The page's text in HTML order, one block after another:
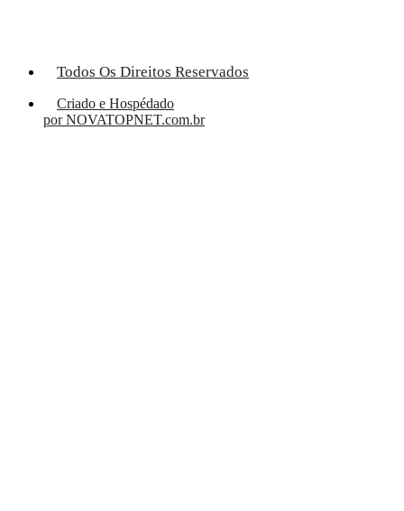
Todos Os Direitos Reservados
Criado e Hospédado
por NOVATOPNET.com.br